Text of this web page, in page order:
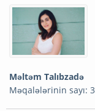
Məltəm Talıbzadə
Məqalələrinin sayı: 3